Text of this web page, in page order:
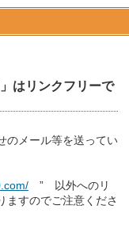
はリンクフリーで
のメール等を送ってい
” 以外へのリ
ますのでご注意くださ